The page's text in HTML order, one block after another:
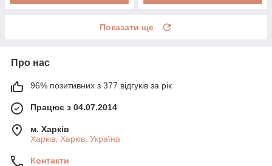
Показати ще
Про нас
96% позитивних з 377 відгуків за рік
Працює з 04.07.2014
м. Харків
Харків, Харків, Україна
Контакти